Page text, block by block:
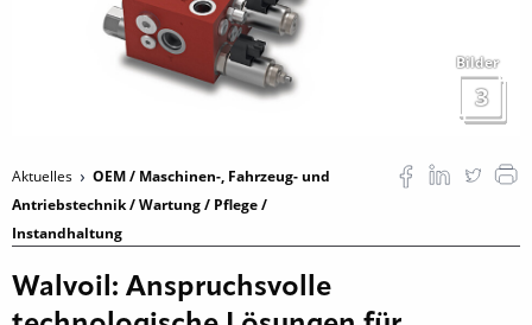
Bilder
3
Aktuelles
OEM / Maschinen-, Fahrzeug- und
Antriebstechnik / Wartung / Pflege /
Instandhaltung
Walvoil: Anspruchsvolle